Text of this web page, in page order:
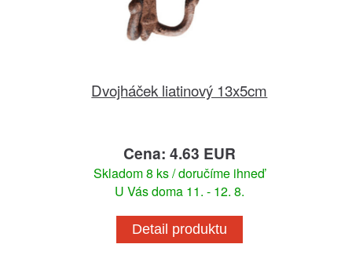
Dvojháček liatinový 13x5cm
Cena: 4.63 EUR
Skladom 8 ks / doručíme ihneď
U Vás doma 11. - 12. 8.
Detail produktu